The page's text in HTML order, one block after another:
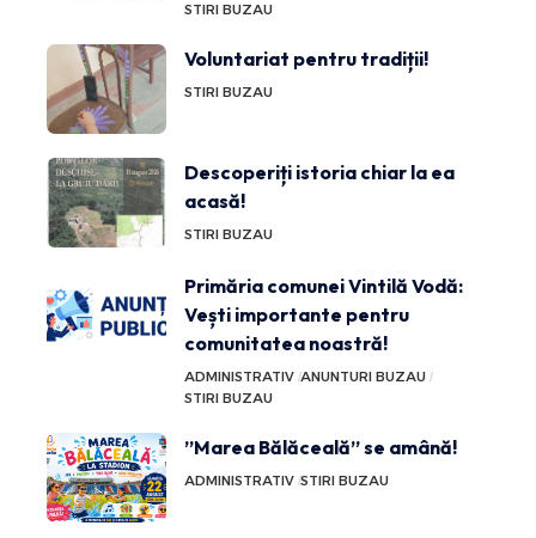
STIRI BUZAU
Voluntariat pentru tradiții!
STIRI BUZAU
Descoperiți istoria chiar la ea
acasă!
STIRI BUZAU
Primăria comunei Vintilă Vodă:
Vești importante pentru
comunitatea noastră!
ADMINISTRATIV ANUNTURI BUZAU
STIRI BUZAU
”Marea Bălăceală” se amână!
ADMINISTRATIV STIRI BUZAU